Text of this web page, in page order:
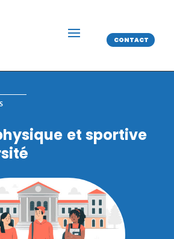
CONTACT
et sportive